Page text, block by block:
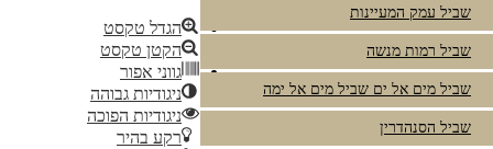
שביל עמק המעיינות
שביל רמות מנשה
שביל מים אל ים שביל מים אל ימה
שביל הסנהדרין
הגדל טקסט
הקטן טקסט
גווני אפור
ניגודיות גבוהה
ניגודיות הפוכה
רקע בהיר